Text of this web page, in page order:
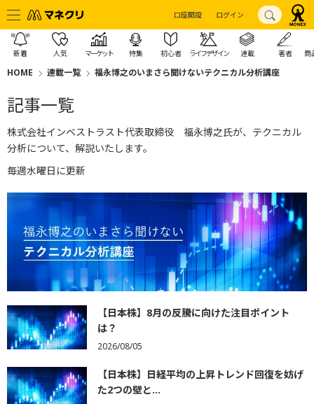
口座開設 ログイン
新着 人気 マーケット 特集 初心者 ライフデザイン 連載 著者 商
HOME 連載一覧 福永博之のいまさら聞けないテクニカル分析講座
記事一覧
株式会社インベストラスト代表取締役 福永博之氏が、テクニカル
分析について、解説いたします。
毎週水曜日に更新
【日本株】8月の反騰に向けた注目ポイント
は？
2026/08/05
【日本株】日経平均の上昇トレンド回復を妨げ
た2つの壁と...